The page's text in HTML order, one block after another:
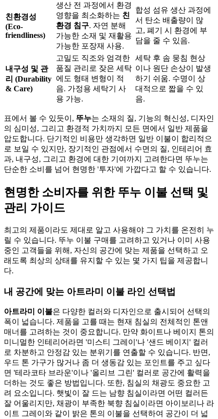
친환경성
(Eco-
friendliness)
생산 전 과정에서 환경
영향을 최소화하는 친
환경 침구. 자연 분해
가능한 소재 및 재활용
가능한 포장재 사용.
합성 섬유 생산 과정에
서 탄소 배출량이 많
고, 폐기 시 환경에 부
담을 줄 수 있음.
내구성 및 관
리 (Durability
& Care)
고밀도 직조와 엄격한
품질 관리로 잦은 세탁
에도 형태 변형이 적
음. 가정용 세탁기 사
용 가능.
세탁 후 솜 뭉침 현상
이나 원단 손상이 발생
하기 쉬움. 수명이 상
대적으로 짧을 수 있
음.
표에서 볼 수 있듯이, 뚜누는 소재의 질, 기능의 혁신성, 디자인
의 심미성, 그리고 환경적 가치까지 모든 면에서 일반 제품을
압도합니다. 단기적인 비용만 생각하면 일반 이불이 합리적으
로 보일 수 있지만, 장기적인 관점에서 수면의 질, 인테리어 효
과, 내구성, 그리고 환경에 대한 기여까지 고려한다면 뚜누는
단순한 소비를 넘어 현명한 '투자'에 가깝다고 할 수 있습니다.
현명한 소비자를 위한 뚜누 이불 선택 및
관리 가이드
최고의 제품이라도 제대로 알고 사용해야 그 가치를 온전히 누
릴 수 있습니다. 뚜누 이불 구매를 고려하고 있거나 이미 사용
중인 고객들을 위해, 자신의 공간에 맞는 제품을 선택하고 오
래도록 최상의 상태를 유지할 수 있는 몇 가지 팁을 제공합니
다.
내 공간에 맞는 아트라미 이불 라인 선택법
아트라미 이불은 다양한 컬러와 디자인으로 출시되어 선택의
폭이 넓습니다. 제품을 고를 때는 현재 침실의 전체적인 톤앤
매너를 고려하는 것이 중요합니다. 만약 화이트나 베이지 톤의
미니멀한 인테리어라면 '미스티 그레이'나 '샌드 베이지' 컬러
로 차분하고 안정감 있는 분위기를 연출할 수 있습니다. 반면,
우드 톤 가구가 많거나 좀 더 생동감 있는 포인트를 주고 싶다
면 '테라코타 브라운'이나 '올리브 그린' 컬러로 공간에 활력을
더하는 것도 좋은 방법입니다. 또한, 침실의 채광도 중요한 고
려 요소입니다. 햇빛이 잘 드는 남향 침실이라면 어떤 컬러든
잘 어울리지만, 채광이 부족한 북향 침실이라면 아이보리나 라
이트 그레이와 같이 밝은 톤의 이불을 선택하여 공간이 더 넓